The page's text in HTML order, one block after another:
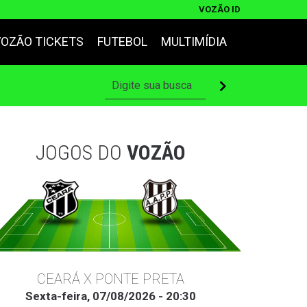
VOZÃO ID
TICKETS FUTEBOL MULTIMÍDIA
JOGOS DO VOZÃO
CEARÁ X PONTE PRETA
Sexta-feira, 07/08/2026 - 20:30